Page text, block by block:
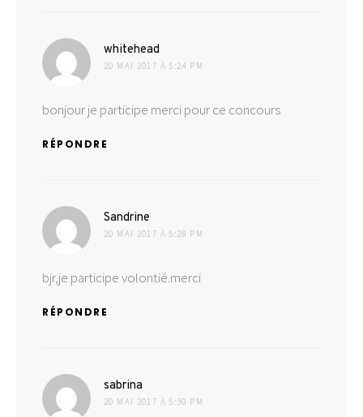
whitehead
20 MAI 2017 À 5:24 PM
bonjour je participe merci pour ce concours
RÉPONDRE
Sandrine
20 MAI 2017 À 5:28 PM
bjr,je participe volontié.merci
RÉPONDRE
sabrina
20 MAI 2017 À 5:30 PM